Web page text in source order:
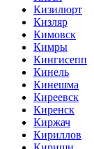
Кизилюрт
Кизляр
Кимовск
Кимры
Кингисепп
Кинель
Кинешма
Киреевск
Киренск
Киржач
Кириллов